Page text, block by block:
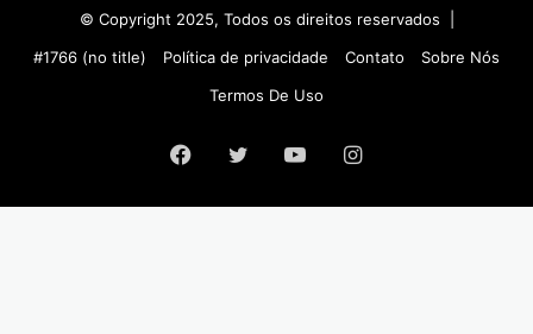
© Copyright 2025, Todos os direitos reservados |
#1766 (no title)
Política de privacidade Contato
Sobre Nós
Termos De Uso
Facebook
Twitter YouTubeInstagram